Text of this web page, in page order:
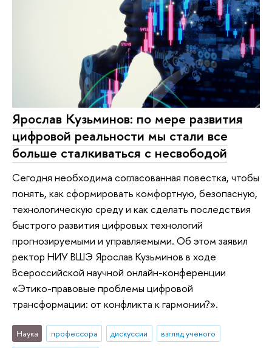
Ярослав Кузьминов: по мере развития
цифровой реальности мы стали все
больше сталкиваться с несвободой
Сегодня необходима согласованная повестка, чтобы
понять, как сформировать комфортную, безопасную,
технологическую среду и как сделать последствия
быстрого развития цифровых технологий
прогнозируемыми и управляемыми. Об этом заявил
ректор НИУ ВШЭ Ярослав Кузьминов в ходе
Всероссийской научной онлайн-конференции
«Этико-правовые проблемы цифровой
трансформации: от конфликта к гармонии?».
Наука профессора дискуссии
взгляд ученого